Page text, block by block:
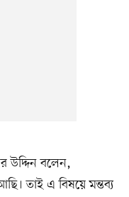
উদ্দিন বলেন,
তাই এ বিষয়ে মন্তব্য